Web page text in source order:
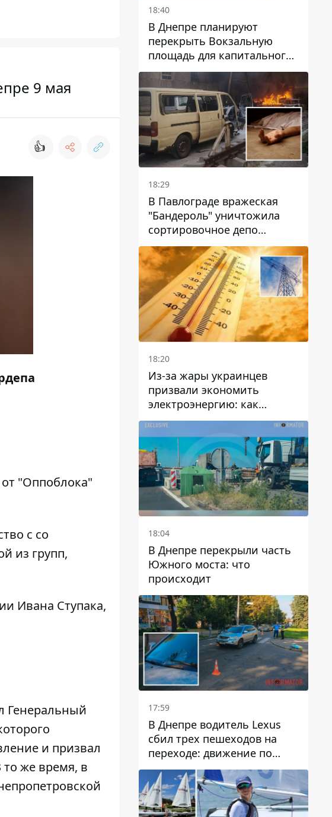
9 мая
👍
"Оппоблока"
с со
из групп,
Ивана Ступака,
Генеральный
и призвал
же время, в
18:40
В Днепре планируют
перекрыть Вокзальную
площадь для капитального
ремонта дома, в который
попала вражеская ракета:
какие сроки
18:29
В Павлограде вражеская
"Бандероль" уничтожила
сортировочное депо
"Укрпошти" и убила двух
работниц
18:20
Из-за жары украинцев
призвали экономить
электроэнергию: как
избежать перегрузки сетей
18:04
В Днепре перекрыли часть
Южного моста: что
происходит
17:59
В Днепре водитель Lexus
сбил трех пешеходов на
переходе: движение по
проспекту Науки
затруднено